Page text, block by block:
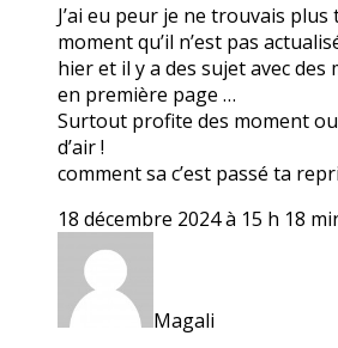
J’ai eu peur je ne trouvais
moment qu’il n’est pas
hier et il y a des sujet avec des
en première page …
Surtout profite des moment
d’air !
comment sa c’est passé ta
18 décembre 2024 à 15 h 18
Magali